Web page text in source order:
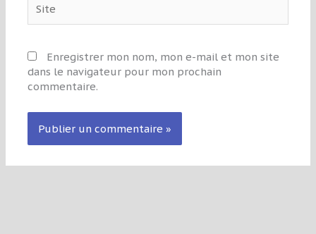
Enregistrer mon nom, mon e-mail et mon site
dans le navigateur pour mon prochain
commentaire.